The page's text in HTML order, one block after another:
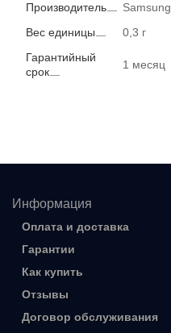
Производитель
Samsung
Вес единицы
0,3 г
Гарантийный
срок
1 месяц
Информация
Оплата и доставка
Гарантии
Как купить
Отзывы
Договор обслуживания